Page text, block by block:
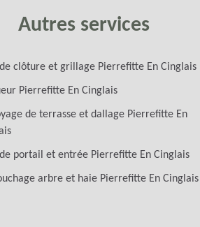
Autres services
de clôture et grillage Pierrefitte En Cinglais
Pierrefitte En Cinglais
de terrasse et dallage Pierrefitte En
de portail et entrée Pierrefitte En Cinglais
arbre et haie Pierrefitte En Cinglais